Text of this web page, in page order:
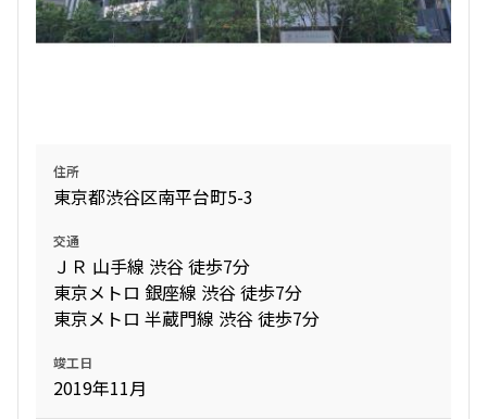
管理費/共益費含む
礼金なし
間取り
1R〜1K
1DK〜1LDK
2LDK
4LDK〜
専有面積
住所
東京都渋谷区南平台町5-3
交通
ＪＲ 山手線 渋谷 徒歩7分
東京メトロ 銀座線 渋谷 徒歩7分
東京メトロ 半蔵門線 渋谷 徒歩7分
竣工日
2019年11月